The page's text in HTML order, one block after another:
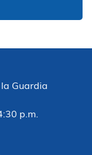
Guardia
p.m.